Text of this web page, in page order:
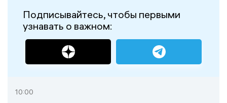
Подписывайтесь, чтобы первыми
узнавать о важном:
10:00